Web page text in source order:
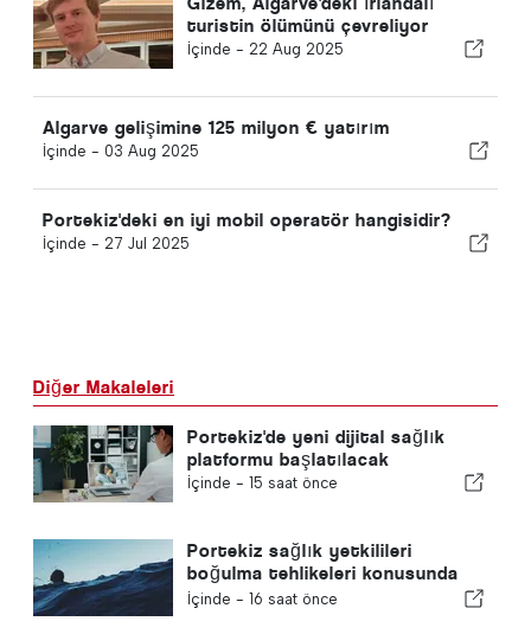
turistin ölümünü çevreliyor
İçinde - 22 Aug 2025
Algarve gelişimine 125 milyon € yatırım
İçinde - 03 Aug 2025
Portekiz'deki en iyi mobil operatör hangisidir?
İçinde - 27 Jul 2025
Diğer Makaleleri
Portekiz'de yeni dijital sağlık
platformu başlatılacak
İçinde - 15 saat önce
Portekiz sağlık yetkilileri
boğulma tehlikeleri konusunda
uyardı
İçinde - 16 saat önce